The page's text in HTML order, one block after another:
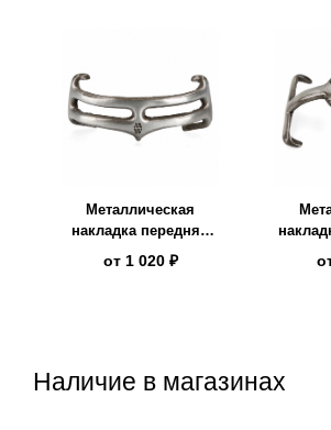
Металлическая
накладка передняя
New Rock
от 1 020 ₽
Наличие в магазинах